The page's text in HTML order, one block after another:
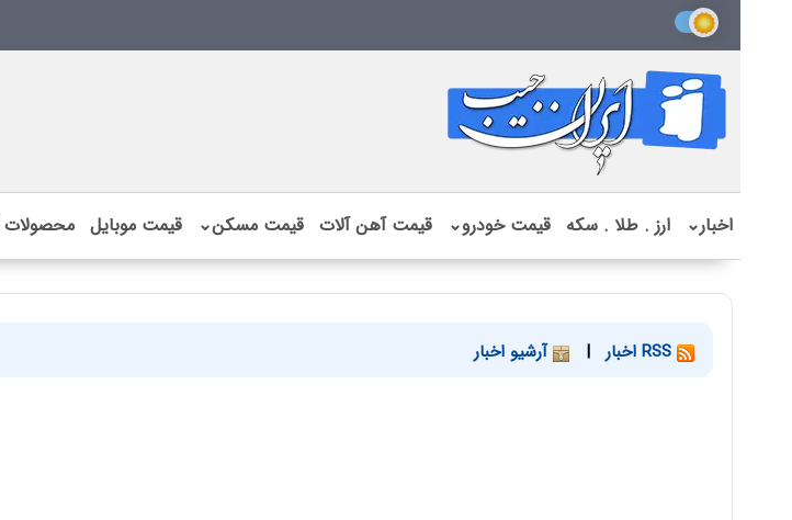
اخبار⌄ ارز . طلا . سکه قیمت خودرو⌄ قیمت آهن آلات قیمت مسکن⌄ قیمت موبایل محصولات
| آرشیو اخبار